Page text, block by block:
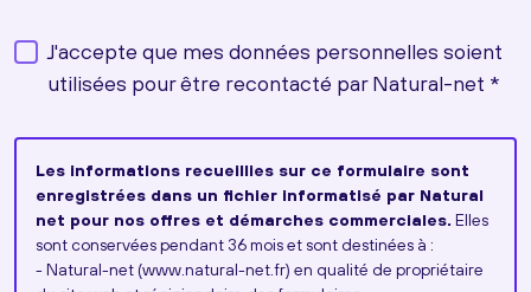
J'accepte que mes données personnelles soient
utilisées pour être recontacté par Natural-net *
Les informations recueillies sur ce formulaire sont
enregistrées dans un fichier informatisé par Natural
net pour nos offres et démarches commerciales. Elles
sont conservées pendant 36 mois et sont destinées à :
- Natural-net (www.natural-net.fr) en qualité de propriétaire